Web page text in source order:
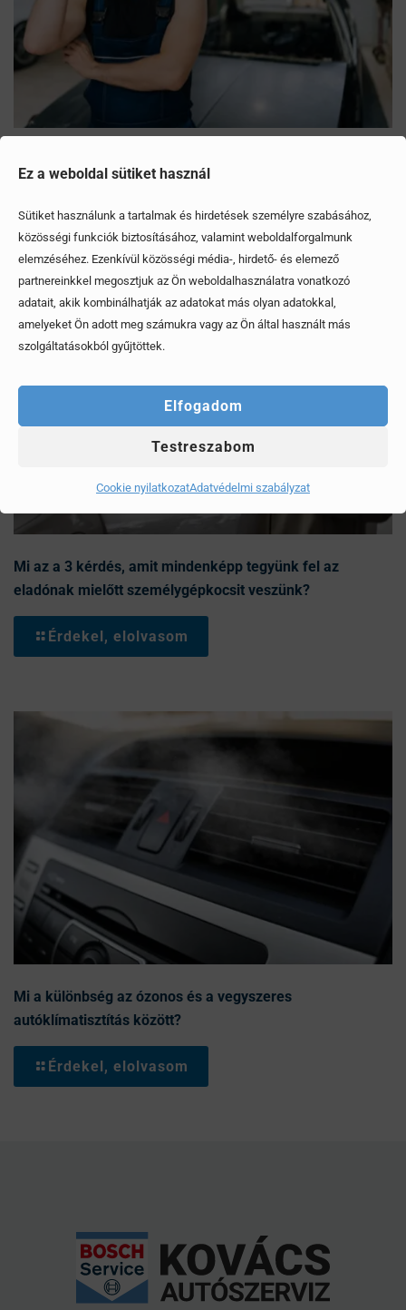
Ez a weboldal sütiket használ
Sütiket használunk a tartalmak és hirdetések személyre szabásához,
közösségi funkciók biztosításához, valamint weboldalforgalmunk
elemzéséhez. Ezenkívül közösségi média-, hirdető- és elemező
partnereinkkel megosztjuk az Ön weboldalhasználatra vonatkozó
adatait, akik kombinálhatják az adatokat más olyan adatokkal,
amelyeket Ön adott meg számukra vagy az Ön által használt más
szolgáltatásokból gyűjtöttek.
Elfogadom
Testreszabom
Cookie nyilatkozatAdatvédelmi szabályzat
Érdekel, elolvasom
Mi az a 3 kérdés, amit mindenképp tegyünk fel az
eladónak mielőtt személygépkocsit veszünk?
Érdekel, elolvasom
Mi a különbség az ózonos és a vegyszeres
autóklímatisztítás között?
Érdekel, elolvasom